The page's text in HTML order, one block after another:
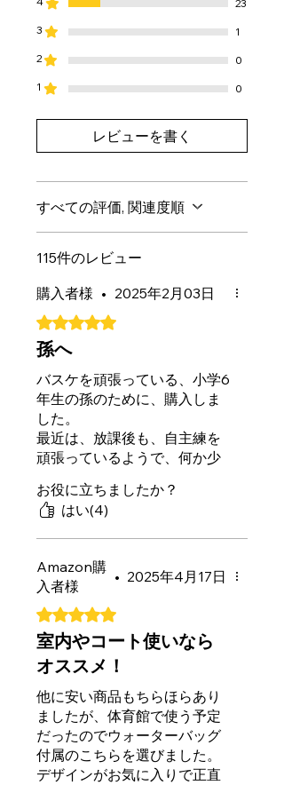
23
3
1
2
0
1
0
レビューを書く
すべての評価, 関連度順
115件のレビュー
購入者様 • 2025年2月03日
5つ星のうち5と評価されています。
孫へ
バスケを頑張っている、小学6
年生の孫のために、購入しま
した。
最近は、放課後も、自主練を
頑張っているようで、何か少
い、こちらを見つけました。
持ち運びもできるので、公園
や、学校の空き時間にも、練
ます。
届いた日から、すぐに試して
くれて、私まで嬉しくなりま
した。
私自身は、バスケットのこと
はよくわかりませんが、頑張
る孫の背中を、少しでも押せ
たと思うと、本当に買ってよ
かったです。
これからも、怪我に気をつけ
て、楽しく続けてほしいです
お役に立ちましたか？
はい(4)
Amazon購
入者様
• 2025年4月17日
5つ星のうち5と評価されています。
室内やコート使いなら
オススメ！
他に安い商品もちらほらあり
ましたが、体育館で使う予定
だったのでウォーターバッグ
付属のこちらを選びました。
デザインがお気に入りで正直